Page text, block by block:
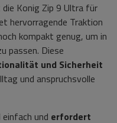
Konig Zip 9 Ultra für
hervorragende Traktion
kompakt genug, um in
passen. Diese
und Sicherheit
und anspruchsvolle
und erfordert